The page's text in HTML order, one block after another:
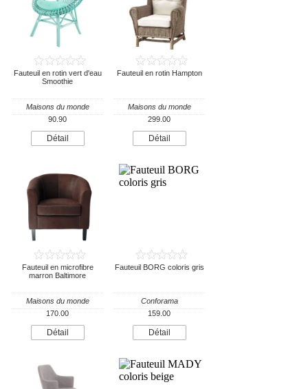
Fauteuil en rotin vert d'eau
Smoothie
Maisons du monde
90.90
Détail
Fauteuil en rotin Hampton
Maisons du monde
299.00
Détail
Fauteuil en microfibre
marron Baltimore
Maisons du monde
170.00
Détail
Fauteuil BORG coloris gris
Conforama
159.00
Détail